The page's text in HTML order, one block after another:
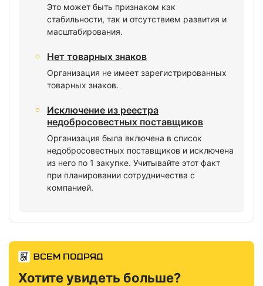
Это может быть признаком как
стабильности, так и отсутствием развития и
масштабирования.
Нет товарных знаков
Организация не имеет зарегистрированных
товарных знаков.
Исключение из реестра
недобросовестных поставщиков
Организация была включена в список
недобросовестных поставщиков и исключена
из него по 1 закупке. Учитывайте этот факт
при планировании сотрудничества с
компанией.
Хотите увидеть больше?